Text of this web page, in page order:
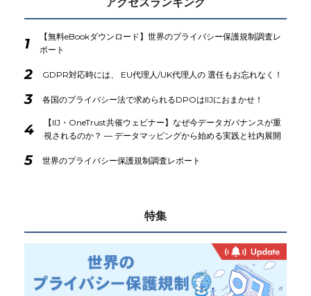
1
【無料eBookダウンロード】世界のプライバシー保護規制調査レ
ポート
2 GDPR対応時には、 EU代理人/UK代理人の 選任もお忘れなく！
3 各国のプライバシー法で求められるDPOはIIJにおまかせ！
4
【IIJ・OneTrust共催ウェビナー】なぜ今データガバナンスが重
視されるのか？ ― データマッピングから始める実践と社内展開
5 世界のプライバシー保護規制調査レポート
特集